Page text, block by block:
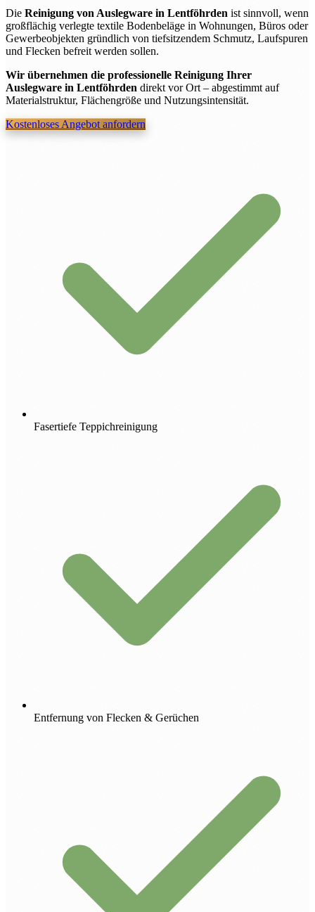
Die Reinigung von Auslegware in Lentföhrden ist sinnvoll, wenn
großflächig verlegte textile Bodenbeläge in Wohnungen, Büros oder
Gewerbeobjekten gründlich von tiefsitzendem Schmutz, Laufspuren
und Flecken befreit werden sollen.
Wir übernehmen die professionelle Reinigung Ihrer
Auslegware in Lentföhrden direkt vor Ort – abgestimmt auf
Materialstruktur, Flächengröße und Nutzungsintensität.
Kostenloses Angebot anfordern
Fasertiefe Teppichreinigung
Entfernung von Flecken & Gerüchen